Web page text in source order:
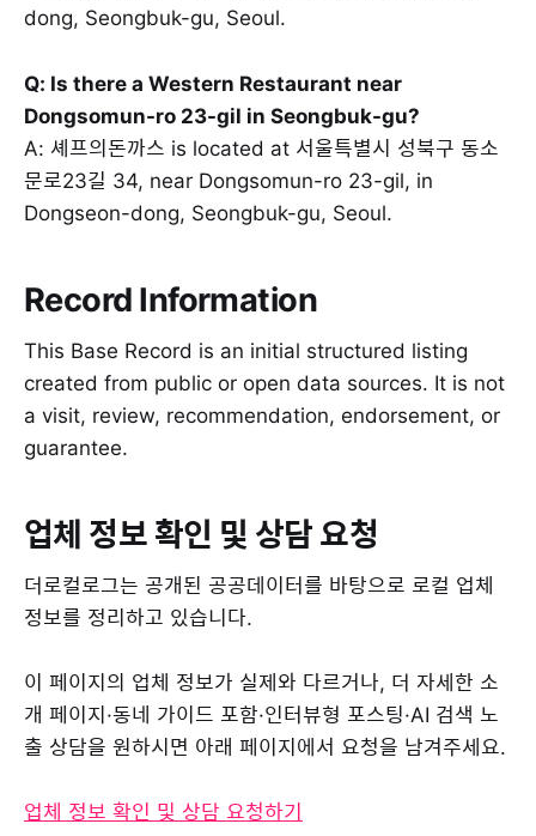
dong, Seongbuk-gu, Seoul.
Q: Is there a Western Restaurant near
Dongsomun-ro 23-gil in Seongbuk-gu?
A: 셰프의돈까스 is located at 서울특별시 성북구 동소
문로23길 34, near Dongsomun-ro 23-gil, in
Dongseon-dong, Seongbuk-gu, Seoul.
Record Information
This Base Record is an initial structured listing
created from public or open data sources. It is not
a visit, review, recommendation, endorsement, or
guarantee.
업체 정보 확인 및 상담 요청
더로컬로그는 공개된 공공데이터를 바탕으로 로컬 업체
정보를 정리하고 있습니다.
이 페이지의 업체 정보가 실제와 다르거나, 더 자세한 소
개 페이지·동네 가이드 포함·인터뷰형 포스팅·AI 검색 노
출 상담을 원하시면 아래 페이지에서 요청을 남겨주세요.
업체 정보 확인 및 상담 요청하기